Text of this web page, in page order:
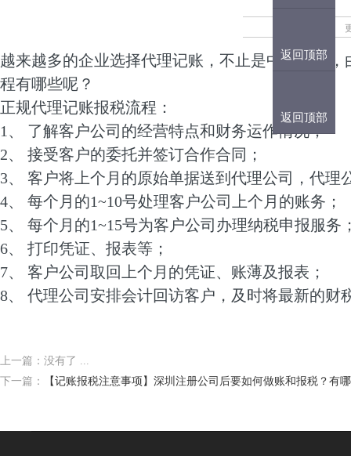
越来越多的企业选择代理记账，不止是中小企业
程有哪些呢？
正规代理记账报税流程：
1、 了解客户公司的经营特点和财务运作情况；
2、 接受客户的委托并签订合作合同；
3、 客户将上个月的原始单据送到代理公司，代理
4、 每个月的1~10号处理客户公司上个月的账务；
5、 每个月的1~15号为客户公司办理纳税申报服务
6、 打印凭证、报表等；
7、 客户公司取回上个月的凭证、账薄及报表；
8、 代理公司安排会计回访客户，及时将最新的
上一篇：没有了 ...
下一篇：
【记账报税注意事项】深圳注册公司后要如何做账和报税？有
在线咨询
返回顶部
返回顶部